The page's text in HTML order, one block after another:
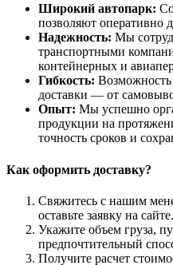
Широкий автопарк:
позволяют оперативно
Надежность: Мы
транспортными
контейнерных и
Гибкость: Возможность
доставки — от
Опыт: Мы успешно
продукции на
точность сроков и
Как оформить доставку?
Свяжитесь с нашим
оставьте заявку на сайте.
Укажите объем груза,
предпочтительный
Получите расчет